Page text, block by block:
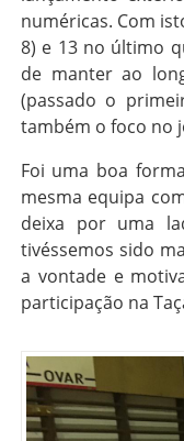
numéricas. Com
8) e 13 no último
de manter ao
(passado o
também o foco no
Foi uma boa
mesma equipa
deixa por uma
tivéssemos sido
a vontade e
participação na